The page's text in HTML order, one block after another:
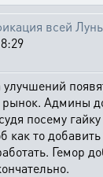
всей
рынок. Админы
посему
как то
Гемор